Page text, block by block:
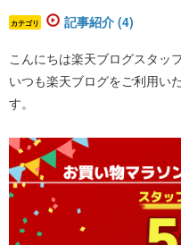
カテゴリ 記事紹介 (4)
こんにちは楽天ブログスタッフ
いつも楽天ブログをご利用い
す。